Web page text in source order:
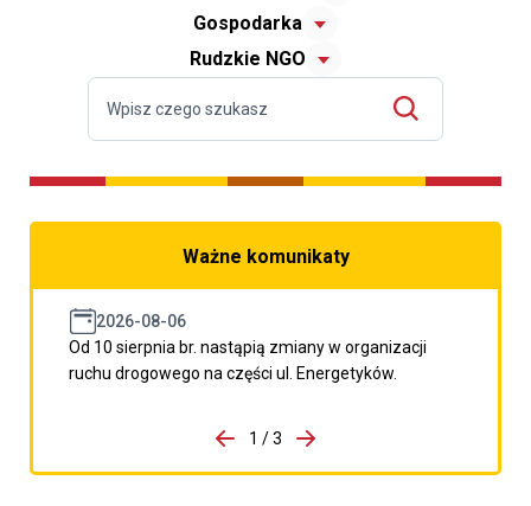
Gospodarka
Rudzkie NGO
Ważne komunikaty
2026-08-06
Od 10 sierpnia br. nastąpią zmiany w organizacji
ruchu drogowego na części ul. Energetyków.
porzpedniego komunikatu
1 / 3
Przejdź do następnego